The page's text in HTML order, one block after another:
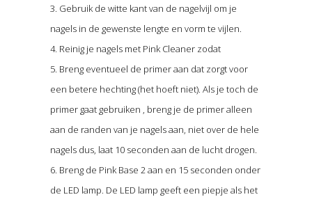
3. Gebruik de witte kant van de nagelvijl om je
nagels in de gewenste lengte en vorm te vijlen.
4. Reinig je nagels met Pink Cleaner zodat
5. Breng eventueel de primer aan dat zorgt voor
een betere hechting (het hoeft niet). Als je toch de
primer gaat gebruiken , breng je de primer alleen
aan de randen van je nagels aan, niet over de hele
nagels dus, laat 10 seconden aan de lucht drogen.
6. Breng de Pink Base 2 aan en 15 seconden onder
de LED lamp. De LED lamp geeft een piepje als het